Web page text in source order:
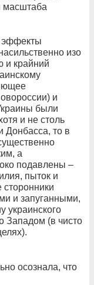
масштаба
эффекты
изо
и крайний
и
были
и не столь
Донбасса, то в
а
подавлены –
пыток и
и запуганными,
украинского
Западом (в чисто
осознала, что